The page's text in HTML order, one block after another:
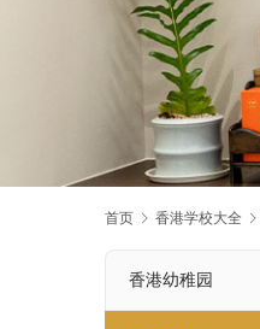
首页 香港学校大全
香港幼稚园